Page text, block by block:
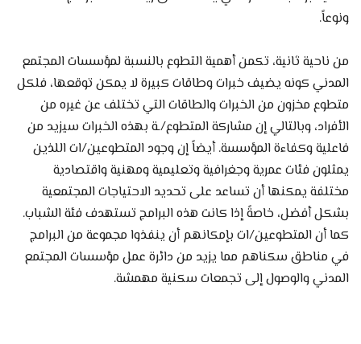
ونوعاً.
من ناحية ثانية، تكمن أهمية التطوع بالنسبة لمؤسسات المجتمع
المدني كونه يضيف خبرات وطاقات كبيرة لا يمكن توقعها، فلكل
متطوع مخزون من الخبرات والطاقات التي تختلف عن غيره من
الأفراد، وبالتالي إن مشاركة المتطوع/ـة بهذه الخبرات سيزيد من
فاعلية وكفاءة المؤسسة. أيضاً إن وجود المتطوعين/ات اللذين
يمثلون فئات عمرية وجغرافية وتعليمية ومهنية واقتصادية
مختلفة يمكنها أن تساعد على تحديد الاحتياجات المجتمعية
بشكل أفضل، خاصةً إذا كانت هذه البرامج تستهدف فئة الشباب.
كما أن المتطوعين/ات بإمكانهم أن ينفذوا مجموعة من البرامج
في مناطق سكناهم مما يزيد من دائرة عمل مؤسسات المجتمع
المدني والوصول إلى تجمعات سكنية مهمشة.